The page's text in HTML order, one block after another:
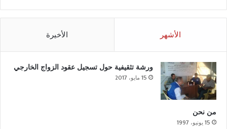
الأشهر الأخيرة
ورشة تثقيفية حول تسجيل عقود الزواج الخارجي
15 مايو، 2017
من نحن
15 يونيو، 1997